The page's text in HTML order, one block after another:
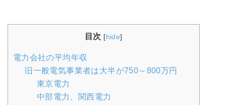
目次 [hide]
電力会社の平均年収
旧一般電気事業者は大半が750～800万円
東京電力
中部電力、関西電力